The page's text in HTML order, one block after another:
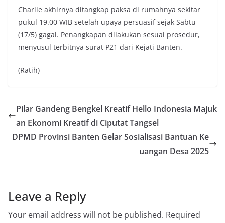
Charlie akhirnya ditangkap paksa di rumahnya sekitar
pukul 19.00 WIB setelah upaya persuasif sejak Sabtu
(17/5) gagal. Penangkapan dilakukan sesuai prosedur,
menyusul terbitnya surat P21 dari Kejati Banten.
(Ratih)
Pilar Gandeng Bengkel Kreatif Hello Indonesia Majuk
an Ekonomi Kreatif di Ciputat Tangsel
DPMD Provinsi Banten Gelar Sosialisasi Bantuan Ke
uangan Desa 2025
Leave a Reply
Your email address will not be published. Required